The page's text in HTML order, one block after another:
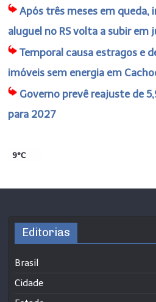
Após três meses em queda,
aluguel no RS volta a subir em
Temporal causa estragos e
imóveis sem energia em
Governo prevê reajuste de
para 2027
9°C
Editorias
Brasil
Cidade